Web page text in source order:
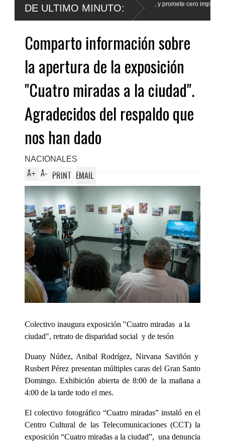
DE ULTIMO MINUTO:
empeño de transformar la Policía”, y promete cero impunidad ante
Comparto información sobre
la apertura de la exposición
"Cuatro miradas a la ciudad".
Agradecidos del respaldo que
nos han dado
NACIONALES
A+ A- PRINT EMAIL
Colectivo inaugura exposición "Cuatro miradas a la
ciudad", retrato de disparidad social y de tesón
Duany Núñez, Anibal Rodrígez, Nirvana Saviñón y
Rusbert Pérez presentan múltiples caras del Gran Santo
Domingo. Exhibición abierta de 8:00 de la mañana a
4:00 de la tarde todo el mes.
El colectivo fotográfico “Cuatro miradas” instaló en el
Centro Cultural de las Telecomunicaciones (CCT) la
exposición “Cuatro miradas a la ciudad”, una denuncia